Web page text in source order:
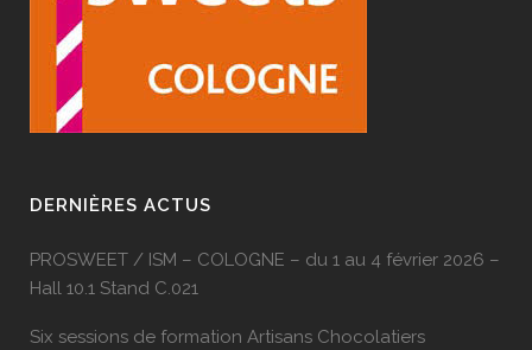
DERNIÈRES ACTUS
PROSWEET / ISM – COLOGNE – du 1 au 4 février 2026 –
Hall 10.1 Stand C.021
Six sessions de formation Artisans Chocolatiers